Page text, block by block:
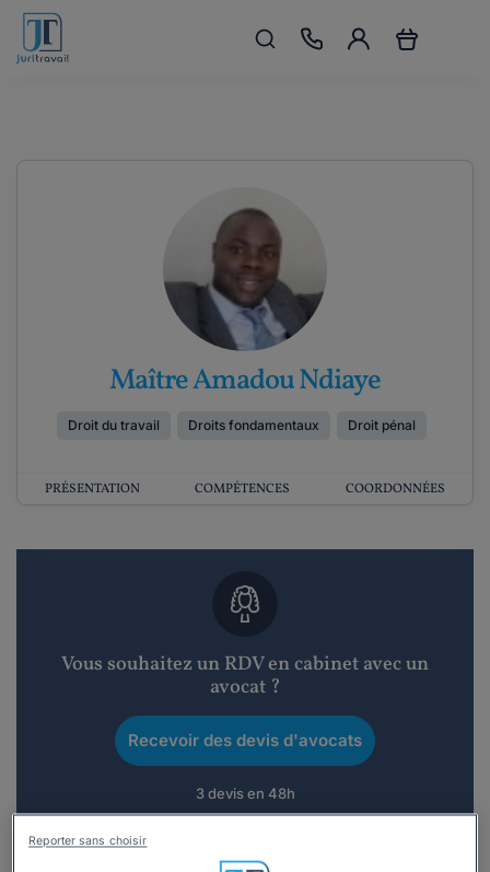
Maître Amadou Ndiaye
Droit du travail Droits fondamentaux Droit pénal
PRÉSENTATION COMPÉTENCES COORDONNÉES
Vous souhaitez un RDV en cabinet avec un
avocat ?
Recevoir des devis d'avocats
3 devis en 48h
Reporter sans choisir